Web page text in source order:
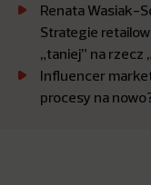
Renata Wasiak-
Strategie
„taniej” na rzecz
Influencer
procesy na